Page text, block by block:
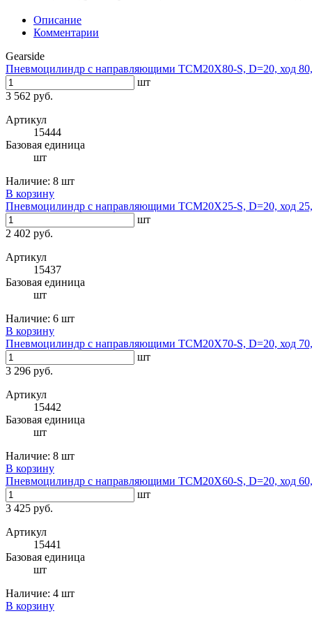
Описание
Комментарии
Gearside
Пневмоцилиндр с направляющими TCM20X80-S, D=20, ход
шт
3 562 руб.
Артикул
15444
Базовая единица
шт
Наличие: 8 шт
В корзину
Пневмоцилиндр с направляющими TCM20X25-S, D=20, ход
шт
2 402 руб.
Артикул
15437
Базовая единица
шт
Наличие: 6 шт
В корзину
Пневмоцилиндр с направляющими TCM20X70-S, D=20, ход
шт
3 296 руб.
Артикул
15442
Базовая единица
шт
Наличие: 8 шт
В корзину
Пневмоцилиндр с направляющими TCM20X60-S, D=20, ход
шт
3 425 руб.
Артикул
15441
Базовая единица
шт
Наличие: 4 шт
В корзину